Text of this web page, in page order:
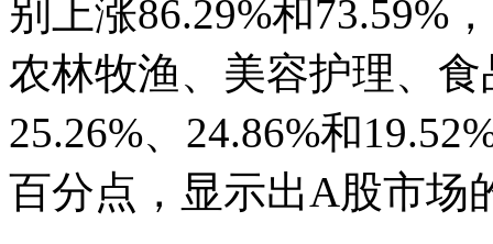
别上涨86.29%和73.59%
农林牧渔、美容护理、
25.26%、24.86%和
百分点，显示出A股市场